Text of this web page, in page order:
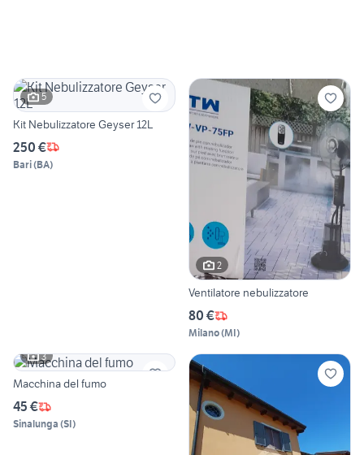
5
Kit Nebulizzatore Geyser 12L
250 €
Bari(BA)
2
Ventilatore nebulizzatore
80 €
Milano(MI)
3
Macchina del fumo
45 €
Sinalunga (SI)